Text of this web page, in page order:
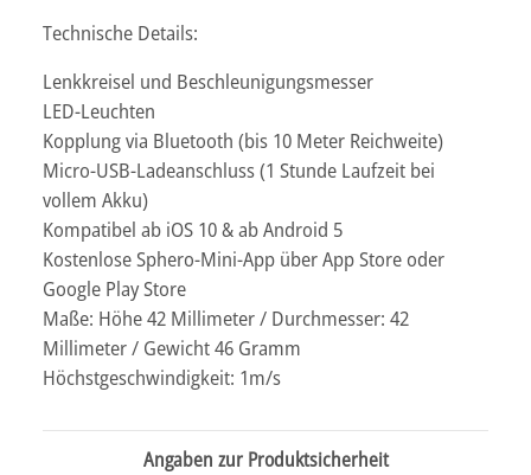
Technische Details:
Lenkkreisel und Beschleunigungsmesser
LED-Leuchten
Kopplung via Bluetooth (bis 10 Meter Reichweite)
Micro-USB-Ladeanschluss (1 Stunde Laufzeit bei
vollem Akku)
Kompatibel ab iOS 10 & ab Android 5
Kostenlose Sphero-Mini-App über App Store oder
Google Play Store
Maße: Höhe 42 Millimeter / Durchmesser: 42
Millimeter / Gewicht 46 Gramm
Höchstgeschwindigkeit: 1m/s
Angaben zur Produktsicherheit